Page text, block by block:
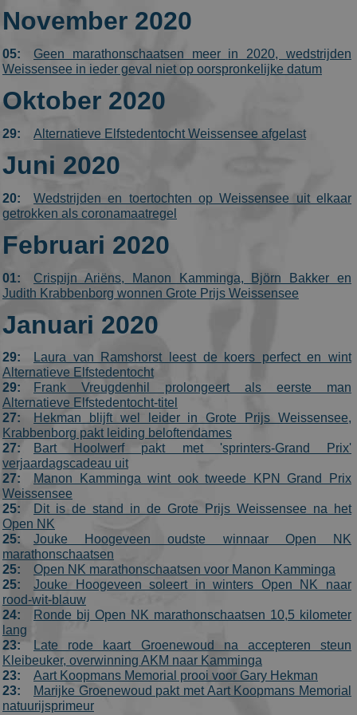
November 2020
05: Geen marathonschaatsen meer in 2020, wedstrijden
Weissensee in ieder geval niet op oorspronkelijke datum
Oktober 2020
29: Alternatieve Elfstedentocht Weissensee afgelast
Juni 2020
20: Wedstrijden en toertochten op Weissensee uit elkaar
getrokken als coronamaatregel
Februari 2020
01: Crispijn Ariëns, Manon Kamminga, Björn Bakker en
Judith Krabbenborg wonnen Grote Prijs Weissensee
Januari 2020
29:
Laura van Ramshorst leest de koers perfect en wint
Alternatieve Elfstedentocht
29:
Frank Vreugdenhil prolongeert als eerste man
Alternatieve Elfstedentocht-titel
27:
Hekman blijft wel leider in Grote Prijs Weissensee,
Krabbenborg pakt leiding beloftendames
27:
Bart Hoolwerf pakt met 'sprinters-Grand Prix'
verjaardagscadeau uit
27:
Manon Kamminga wint ook tweede KPN Grand Prix
Weissensee
25:
Dit is de stand in de Grote Prijs Weissensee na het
Open NK
25: Jouke Hoogeveen oudste winnaar Open NK
marathonschaatsen
25: Open NK marathonschaatsen voor Manon Kamminga
25: Jouke Hoogeveen soleert in winters Open NK naar
rood-wit-blauw
24:
Ronde bij Open NK marathonschaatsen 10,5 kilometer
lang
23:
Late rode kaart Groenewoud na accepteren steun
Kleibeuker, overwinning AKM naar Kamminga
23: Aart Koopmans Memorial prooi voor Gary Hekman
23:
Marijke Groenewoud pakt met Aart Koopmans Memorial
natuurijsprimeur
commonly
used
analytics
by assigning
identifier. It
is included in
campaign
although
by website
_gid
Google LLC
.schaatspeloton.nl
1 dag
This cookie
asssociated
Universal
Analytics.
to be a new
cookie and
2017 no
from Google.
It appears to
store and
unique value
visited.
_ga_FJW480MXR8
.schaatspeloton.nl
1 jaar 1
maand
used by
Google
Analytics to